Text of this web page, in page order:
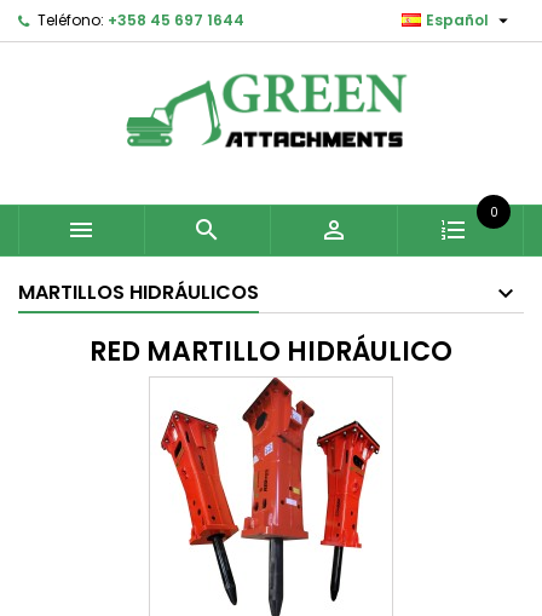
Teléfono: +358 45 697 1644 Español 
  
0
MARTILLOS HIDRÁULICOS
RED MARTILLO HIDRÁULICO